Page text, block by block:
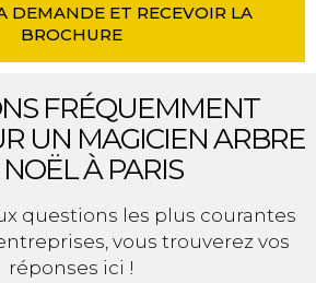
DEMANDE ET RECEVOIR LA
BROCHURE
FRÉQUEMMENT
UN MAGICIEN ARBRE
À PARIS
questions les plus courantes
vous trouverez vos
réponses ici !